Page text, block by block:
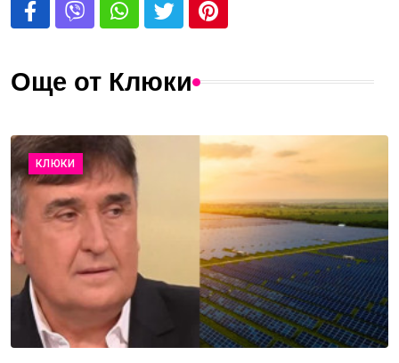
Още от Клюки
КЛЮКИ